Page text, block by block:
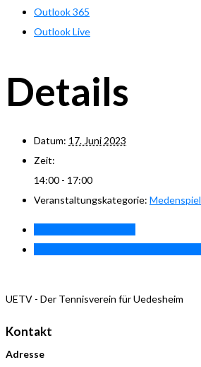
Outlook 365
Outlook Live
Details
Datum: 17. Juni 2023
Zeit:
14:00 - 17:00
Veranstaltungskategorie: Medenspiel
UETV - Der Tennisverein für Uedesheim
Kontakt
Adresse